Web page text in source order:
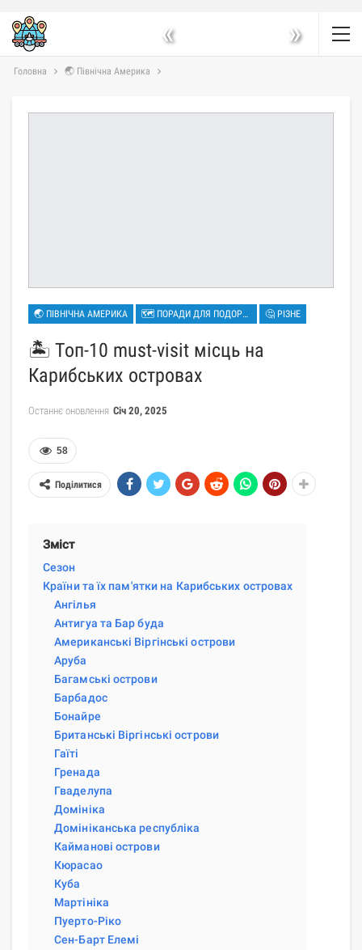
« »
Головна 🌏 Північна Америка
🌏 ПІВНІЧНА АМЕРИКА 🗺 ПОРАДИ ДЛЯ ПОДОРОЖЕЙ 🤔 РІЗНЕ
🏝️ Топ-10 must-visit місць на
Карибських островах
Останнє оновлення Січ 20, 2025
58
Поділитися
Зміст
Сезон
Країни та їх пам'ятки на Карибських островах
Ангілья
Антигуа та Бар буда
Американські Віргінські острови
Аруба
Багамські острови
Барбадос
Бонайре
Британські Віргінські острови
Гаїті
Гренада
Гваделупа
Домініка
Домініканська республіка
Кайманові острови
Кюрасао
Куба
Мартініка
Пуерто-Ріко
Сен-Барт Елемі